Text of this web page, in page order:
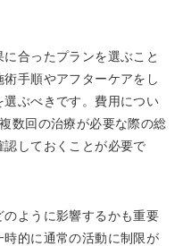
合ったプランを選ぶこと
手順やアフターケアをし
ぶべきです。費用につい
数回の治療が必要な際の総
しておくことが必要で
ように影響するかも重要
的に通常の活動に制限が